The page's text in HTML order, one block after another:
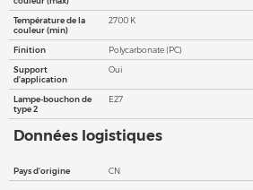
Température de la
couleur (min)
2700 K
Finition
Polycarbonate (PC)
Support
d'application
Oui
Lampe-bouchon de
type 2
E27
Données logistiques
Pays d'origine CN